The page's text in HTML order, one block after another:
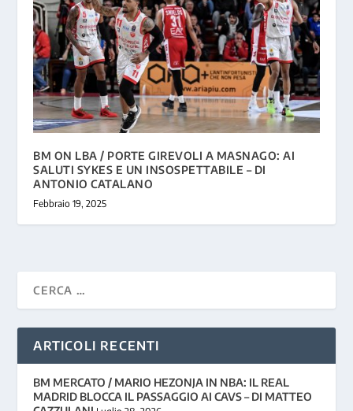
BM ON LBA / PORTE GIREVOLI A MASNAGO: AI
SALUTI SYKES E UN INSOSPETTABILE – DI
ANTONIO CATALANO
Febbraio 19, 2025
ARTICOLI RECENTI
BM MERCATO / MARIO HEZONJA IN NBA: IL REAL
MADRID BLOCCA IL PASSAGGIO AI CAVS – DI MATTEO